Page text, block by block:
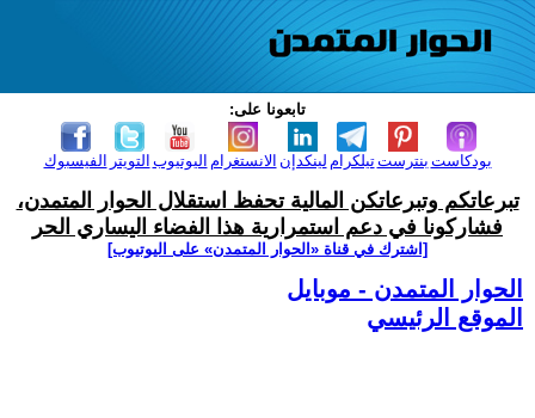
تابعونا على:
الفيسبوك التويتر اليوتيوب الانستغرام لينكدإن تيلكرامبنترست بودكاست
تبرعاتكم وتبرعاتكن المالية تحفظ استقلال الحوار المتمدن،
فشاركونا في دعم استمرارية هذا الفضاء اليساري الحر
[اشترك في قناة ‫«الحوار المتمدن» على اليوتيوب]
الحوار المتمدن - موبايل
الموقع الرئيسي